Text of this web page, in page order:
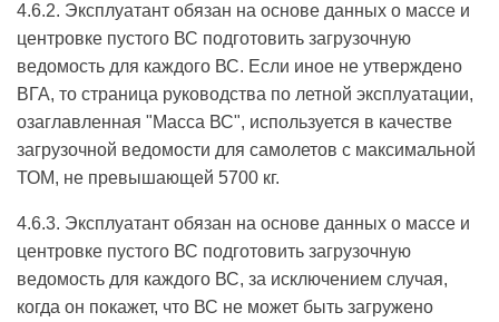
4.6.2. Эксплуатант обязан на основе данных о массе и
центровке пустого ВС подготовить загрузочную
ведомость для каждого ВС. Если иное не утверждено
ВГА, то страница руководства по летной эксплуатации,
озаглавленная "Масса ВС", используется в качестве
загрузочной ведомости для самолетов с максимальной
ТОМ, не превышающей 5700 кг.
4.6.3. Эксплуатант обязан на основе данных о массе и
центровке пустого ВС подготовить загрузочную
ведомость для каждого ВС, за исключением случая,
когда он покажет, что ВС не может быть загружено